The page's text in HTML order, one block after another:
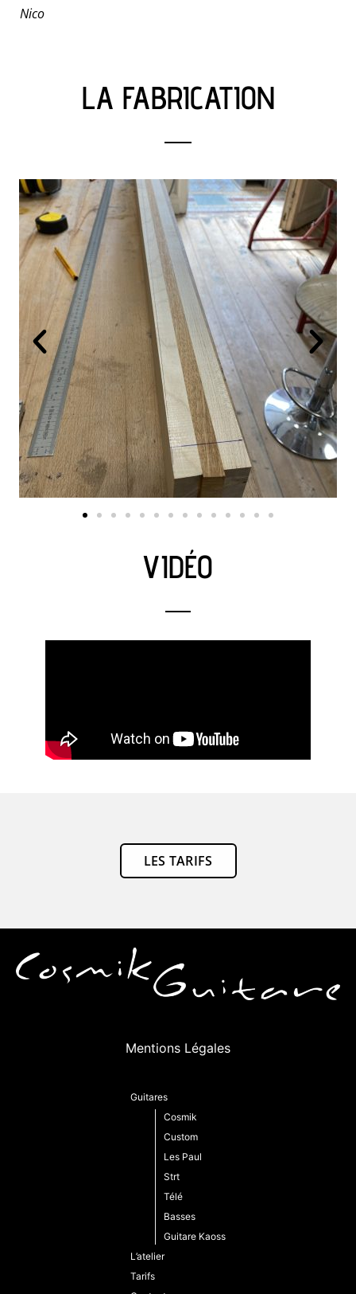
Nico
LA FABRICATION
VIDÉO
LES TARIFS
Mentions Légales
Guitares
Cosmik
Custom
Les Paul
Strt
Télé
Basses
Guitare Kaoss
L’atelier
Tarifs